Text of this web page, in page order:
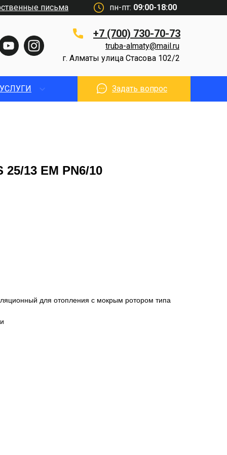
пн-пт: 09:00-18:00
+7 (700) 730-70-73
г. Алматы улица Стасова 102/2
truba-almaty@mail.ru
письма
Задать вопрос
13 EM PN6/10
для отопления с мокрым ротором типа